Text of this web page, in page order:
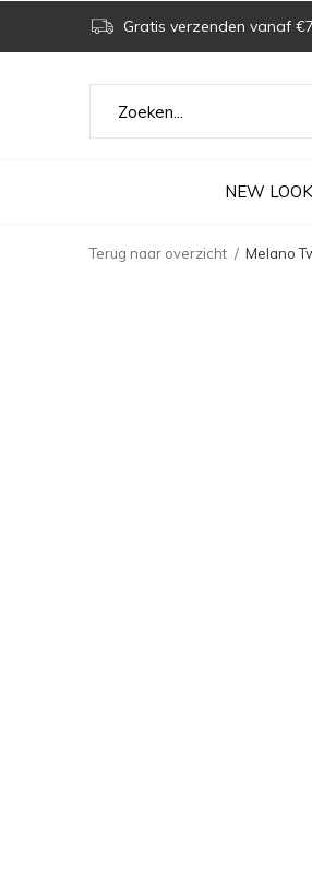
NEW
Gratis verzenden vanaf
Terug naar overzicht Melano